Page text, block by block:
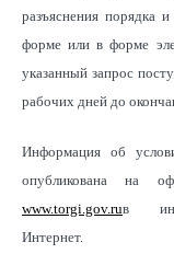
разъяснения порядка
форме или в форме
указанный запрос
рабочих дней до
Информация об
опубликована на
www.torgi.gov.ruв
Интернет.